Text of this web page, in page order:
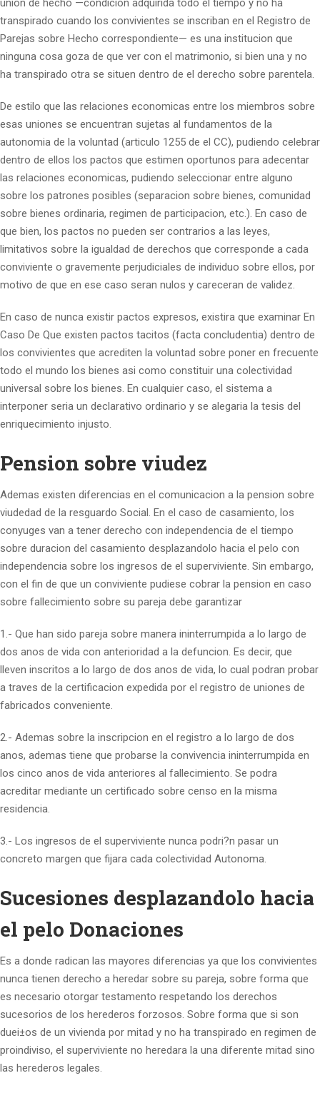
union de hecho —condicion adquirida todo el tiempo y no ha
transpirado cuando los convivientes se inscriban en el Registro de
Parejas sobre Hecho correspondiente— es una institucion que
ninguna cosa goza de que ver con el matrimonio, si bien una y no
ha transpirado otra se situen dentro de el derecho sobre parentela.
De estilo que las relaciones economicas entre los miembros sobre
esas uniones se encuentran sujetas al fundamentos de la
autonomia de la voluntad (articulo 1255 de el CC), pudiendo celebrar
dentro de ellos los pactos que estimen oportunos para adecentar
las relaciones economicas, pudiendo seleccionar entre alguno
sobre los patrones posibles (separacion sobre bienes, comunidad
sobre bienes ordinaria, regimen de participacion, etc.). En caso de
que bien, los pactos no pueden ser contrarios a las leyes,
limitativos sobre la igualdad de derechos que corresponde a cada
conviviente o gravemente perjudiciales de individuo sobre ellos, por
motivo de que en ese caso seran nulos y careceran de validez.
En caso de nunca existir pactos expresos, existira que examinar En
Caso De Que existen pactos tacitos (facta concludentia) dentro de
los convivientes que acrediten la voluntad sobre poner en frecuente
todo el mundo los bienes asi­ como constituir una colectividad
universal sobre los bienes. En cualquier caso, el sistema a
interponer seri­a un declarativo ordinario y se alegaria la tesis del
enriquecimiento injusto.
Pension sobre viudez
Ademas existen diferencias en el comunicacion a la pension sobre
viudedad de la resguardo Social. En el caso de casamiento, los
conyuges van a tener derecho con independencia de el tiempo
sobre duracion del casamiento desplazandolo hacia el pelo con
independencia sobre los ingresos de el superviviente. Sin embargo,
con el fin de que un conviviente pudiese cobrar la pension en caso
sobre fallecimiento sobre su pareja debe garantizar
1.- Que han sido pareja sobre manera ininterrumpida a lo largo de
dos anos de vida con anterioridad a la defuncion. Es decir, que
lleven inscritos a lo largo de dos anos de vida, lo cual podran probar
a traves de la certificacion expedida por el registro de uniones de
fabricados conveniente.
2.- Ademas sobre la inscripcion en el registro a lo largo de dos
anos, ademas tiene que probarse la convivencia ininterrumpida en
los cinco anos de vida anteriores al fallecimiento. Se podra
acreditar mediante un certificado sobre censo en la misma
residencia.
3.- Los ingresos de el superviviente nunca podri?n pasar un
concreto margen que fijara cada colectividad Autonoma.
Sucesiones desplazandolo hacia
el pelo Donaciones
Es a donde radican las mayores diferencias ya que los convivientes
nunca tienen derecho a heredar sobre su pareja, sobre forma que
es necesario otorgar testamento respetando los derechos
sucesorios de los herederos forzosos. Sobre forma que si son
duei±os de un vivienda por mitad y no ha transpirado en regimen de
proindiviso, el superviviente no heredara la una diferente mitad sino
las herederos legales.